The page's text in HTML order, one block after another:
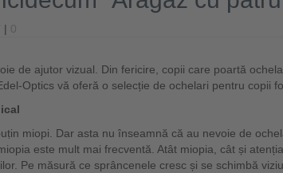
| 0
de ajutor vizual. Din fericire, copii care poartă
Optics vă oferă o selecție de ochelari pentru
miopi. Dar asta nu înseamnă că au nevoie de
este mult mai frecventă. Atât miopia, cât și
Pe măsură ce sprâncenele cresc și se schimbă